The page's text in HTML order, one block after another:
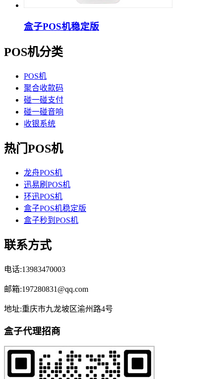
盒子POS机稳定版
POS机分类
POS机
聚合收款码
碰一碰支付
碰一碰音响
收银系统
热门POS机
龙舟POS机
迅易刷POS机
环迅POS机
盒子POS机稳定版
盒子秒到POS机
联系方式
电话:13983470003
邮箱:197280831@qq.com
地址:重庆市九龙坡区渝州路4号
盒子代理招商